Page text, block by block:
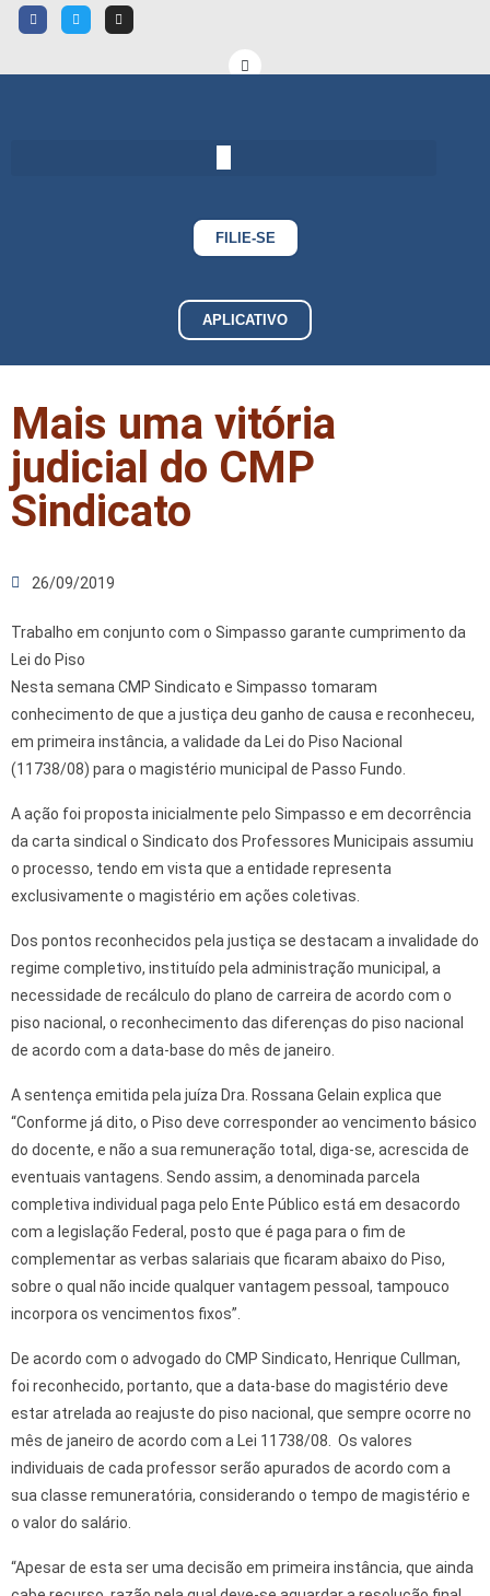
FILIE-SE
APLICATIVO
Mais uma vitória
judicial do CMP
Sindicato
26/09/2019
Trabalho em conjunto com o Simpasso garante cumprimento da
Lei do Piso
Nesta semana CMP Sindicato e Simpasso tomaram
conhecimento de que a justiça deu ganho de causa e reconheceu,
em primeira instância, a validade da Lei do Piso Nacional
(11738/08) para o magistério municipal de Passo Fundo.
A ação foi proposta inicialmente pelo Simpasso e em decorrência
da carta sindical o Sindicato dos Professores Municipais assumiu
o processo, tendo em vista que a entidade representa
exclusivamente o magistério em ações coletivas.
Dos pontos reconhecidos pela justiça se destacam a invalidade do
regime completivo, instituído pela administração municipal, a
necessidade de recálculo do plano de carreira de acordo com o
piso nacional, o reconhecimento das diferenças do piso nacional
de acordo com a data-base do mês de janeiro.
A sentença emitida pela juíza Dra. Rossana Gelain explica que
“Conforme já dito, o Piso deve corresponder ao vencimento básico
do docente, e não a sua remuneração total, diga-se, acrescida de
eventuais vantagens. Sendo assim, a denominada parcela
completiva individual paga pelo Ente Público está em desacordo
com a legislação Federal, posto que é paga para o fim de
complementar as verbas salariais que ficaram abaixo do Piso,
sobre o qual não incide qualquer vantagem pessoal, tampouco
incorpora os vencimentos fixos”.
De acordo com o advogado do CMP Sindicato, Henrique Cullman,
foi reconhecido, portanto, que a data-base do magistério deve
estar atrelada ao reajuste do piso nacional, que sempre ocorre no
mês de janeiro de acordo com a Lei 11738/08. Os valores
individuais de cada professor serão apurados de acordo com a
sua classe remuneratória, considerando o tempo de magistério e
o valor do salário.
“Apesar de esta ser uma decisão em primeira instância, que ainda